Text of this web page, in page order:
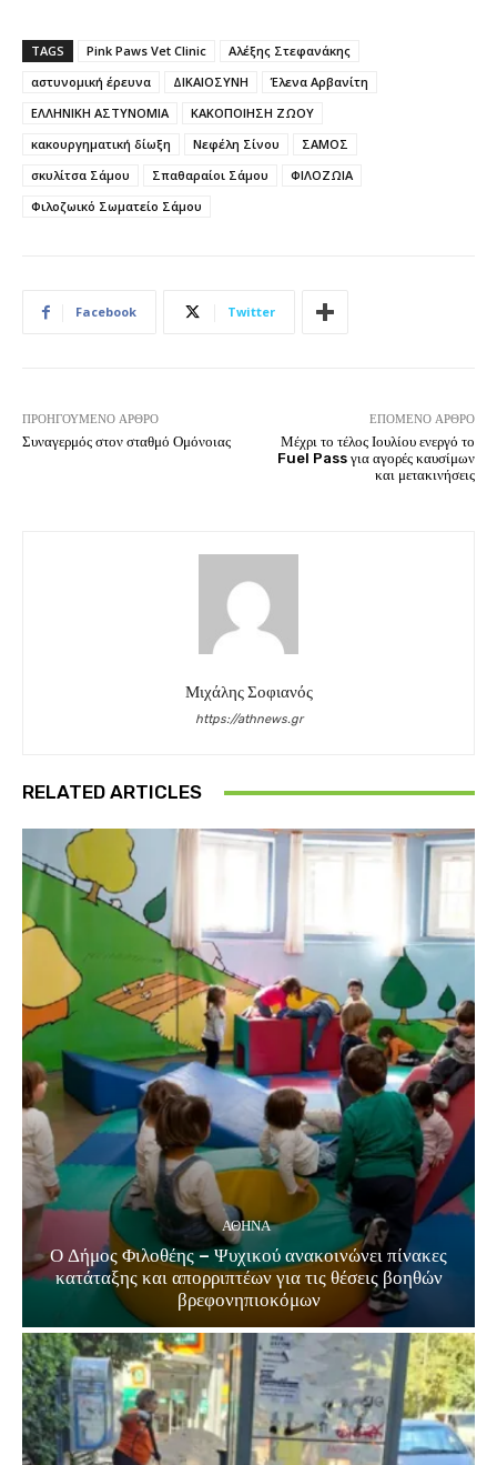
TAGS Pink Paws Vet Clinic
Αλέξης Στεφανάκης
αστυνομική έρευνα
ΔΙΚΑΙΟΣΥΝΗ
Έλενα Αρβανίτη
ΕΛΛΗΝΙΚΗ ΑΣΤΥΝΟΜΙΑ
ΚΑΚΟΠΟΙΗΣΗ ΖΩΟΥ
κακουργηματική δίωξη
Νεφέλη Σίνου
ΣΑΜΟΣ
σκυλίτσα Σάμου
Σπαθαραίοι Σάμου
ΦΙΛΟΖΩΙΑ
Φιλοζωικό Σωματείο Σάμου
Facebook Twitter
ΠΡΟΗΓΟΎΜΕΝΟ ΆΡΘΡΟ
Συναγερμός στον σταθμό Ομόνοιας
ΕΠΌΜΕΝΟ ΆΡΘΡΟ
Μέχρι το τέλος Ιουλίου ενεργό το
Fuel Pass για αγορές καυσίμων
και μετακινήσεις
Μιχάλης Σοφιανός
https://athnews.gr
RELATED ARTICLES
ΑΘΗΝΑ
Ο Δήμος Φιλοθέης – Ψυχικού ανακοινώνει πίνακες
κατάταξης και απορριπτέων για τις θέσεις βοηθών
βρεφονηπιοκόμων